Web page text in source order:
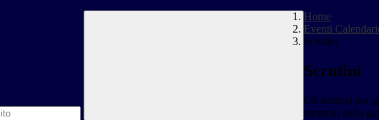
Home >
Eventi
Scrutini
Scrutini
Gli scrutini per
terranno nella